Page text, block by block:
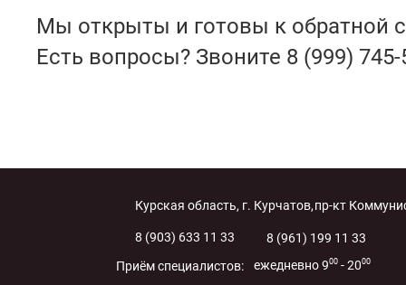
Мы открыты и готовы к обратной
Есть вопросы? Звоните 8 (999) 745-
Курская область, г. Курчатов,пр-кт
8 (903) 633 11 33
8 (961) 199 11 33
Приём специалистов:
ежедневно 900 - 2000